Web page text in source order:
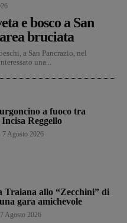
e bosco a San
bruciata
a San Pancrazio, nel
una...
a fuoco tra
Reggello
7 Agosto 2026
Traiana allo “Zecchini” di
gara amichevole
7 Agosto 2026